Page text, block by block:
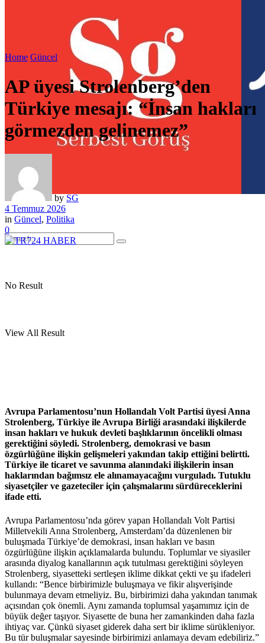
No Result
View All Result
Home Güncel
AP üyesi Strolenberg’den
Türkiye mesajı: “İnsan hakları
görmezden gelinemez”
by SG
4 Temmuz 2026
in Güncel, Politika
0
Avrupa Parlamentosu’nun Hollandalı Volt Partisi üyesi Anna
Strolenberg, Türkiye ile Avrupa Birliği arasındaki ilişkilerde
insan hakları ve hukuk devleti başlıklarının öncelikli olması
gerektiğini söyledi. Strolenberg, demokrasi ve basın
özgürlüğüne ilişkin gelişmeleri yakından takip ettiğini belirtti.
Türkiye ile ticaret ve savunma alanındaki ilişkilerin insan
haklarından bağımsız ele alınamayacağını vurguladı. Tutuklu
siyasetçiler ve gazeteciler için çalışmalarını sürdüreceklerini
ifade etti.
Avrupa Parlamentosu’nda görev yapan Hollandalı Volt Partisi
Milletvekili Anna Strolenberg, Amsterdam’da düzenlenen bir
buluşmada Türkiye’de demokrasi, insan hakları ve basın
özgürlüğüne ilişkin açıklamalarda bulundu. Toplumlar ve siyasiler
arasında diyalog kanallarının açık tutulması gerektiğini söyleyen
Strolenberg, siyasetteki sertleşen iklime dikkat çekti ve şu ifadeleri
kullandı: “Bence birbirimizle buluşmaya ve fikir alışverişinde
bulunmaya devam etmeliyiz. Bu, birbirimizi daha yakından tanımak
açısından çok önemli. Aynı zamanda toplumsal yaşamımız için de
büyük değer taşıyor. Siyasette de buna her zamankinden daha fazla
ihtiyaç var. Çünkü siyaset giderek daha sert bir iklime sürükleniyor.
Bu tür buluşmalar sayesinde birbirimizi anlamaya devam edebiliriz.”